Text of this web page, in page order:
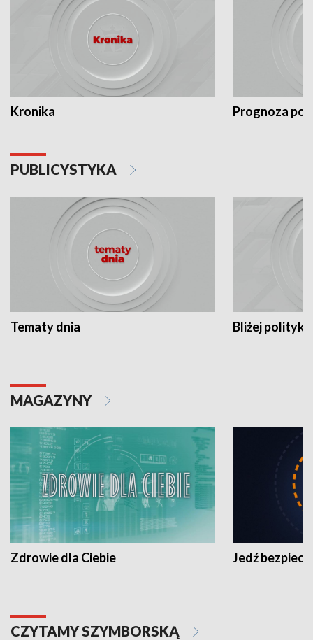
Kronika Prognoza
PUBLICYSTYKA
Tematy dnia Bliżej polityki
MAGAZYNY
Zdrowie dla Ciebie Jedź
CZYTAMY SZYMBORSKĄ